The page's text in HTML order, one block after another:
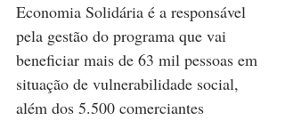
Economia Solidária é a responsável
pela gestão do programa que vai
beneficiar mais de 63 mil pessoas em
situação de vulnerabilidade social,
além dos 5.500 comerciantes